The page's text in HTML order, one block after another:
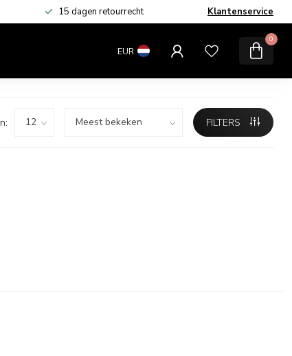
15 dagen retourrecht Klantenservice
EUR
0
SALE
FILTERS